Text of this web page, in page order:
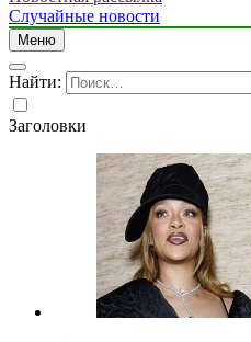
Случайные новости
Меню
Найти:
Заголовки